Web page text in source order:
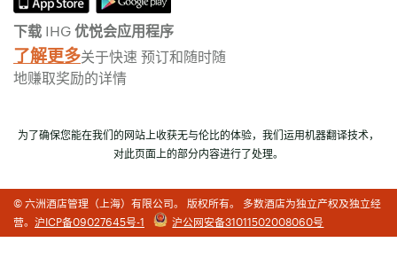
下载 IHG 优悦会应用程序
了解更多关于快速 预订和随时随
地赚取奖励的详情
为了确保您能在我们的网站上收获无与伦比的体验，我们运用机器翻译技术，
对此页面上的部分内容进行了处理。
© 六洲酒店管理（上海）有限公司。 版权所有。 多数酒店为独立产权及独立经
营。 沪ICP备09027645号-1 沪公网安备31011502008060号